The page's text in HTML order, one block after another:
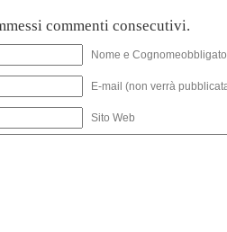
commenti consecutivi.
Nome e
E-mail (non verrà
Sito Web